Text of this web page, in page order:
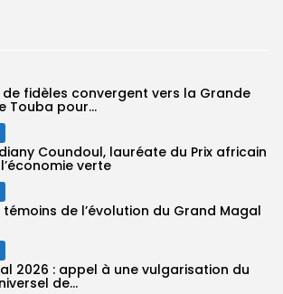
de fidèles convergent vers la Grande
Touba pour...
Coundoul, lauréate du Prix africain
l’économie verte
témoins de l’évolution du Grand Magal
2026 : appel à une vulgarisation du
de...